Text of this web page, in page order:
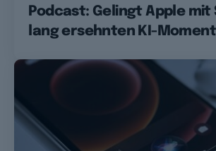
Podcast: Gelingt Apple mit
lang ersehnten KI-